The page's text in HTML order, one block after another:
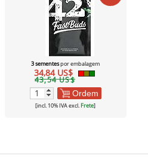
3 sementespor embalagem
34,84 US$
43,54 US$
Ordem
[incl. 10% IVA excl. Frete]